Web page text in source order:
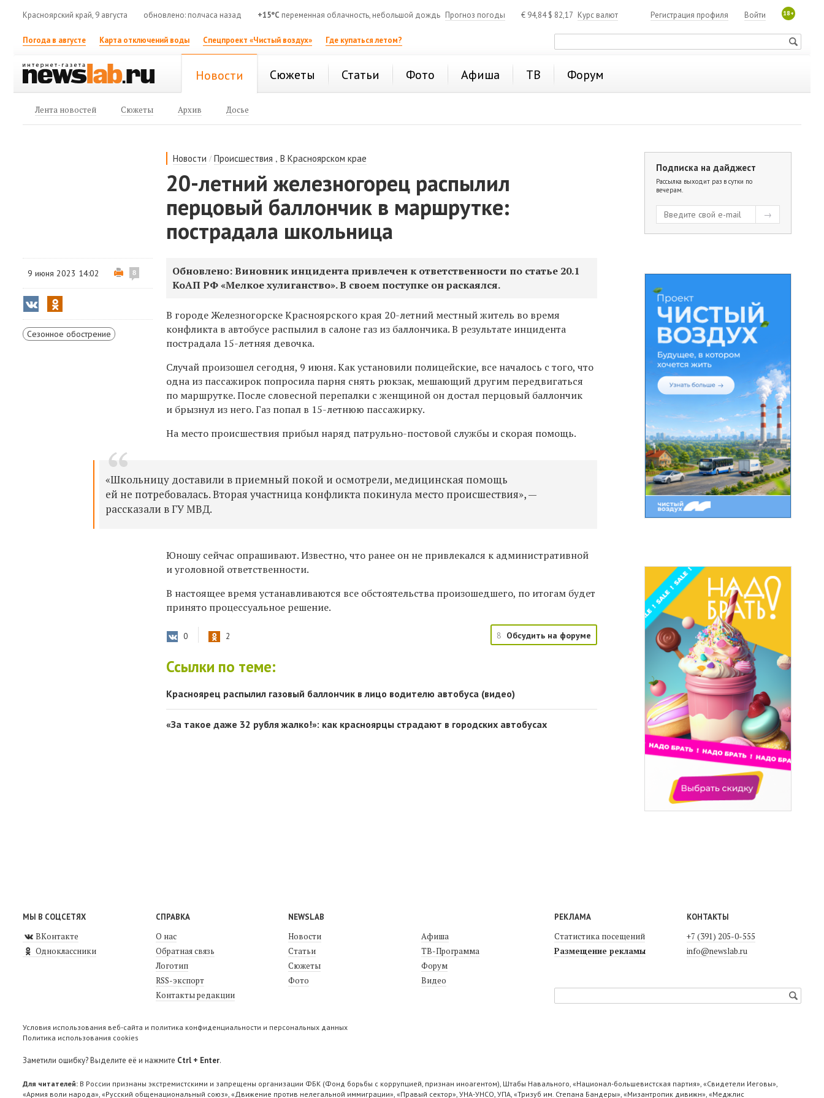
Красноярский край, 9 августа обновлено: полчаса назад +15°C переменная облачность, небольшой дождь Прогноз погоды € 94,84$ 82,17 Курс валют 18+
Войти
Регистрация профиля
Погода в августе Карта отключений воды Спецпроект «Чистый воздух» Где купаться летом?
Новости Сюжеты Статьи Фото Афиша ТВ Форум
Лента новостей Сюжеты Архив Досье
Новости /Происшествия ,В Красноярском крае
20-летний железногорец распылил
перцовый баллончик в маршрутке:
пострадала школьница
9 июня 2023 14:02 8
Сезонное обострение
Обновлено: Виновник инцидента привлечен к ответственности по статье 20.1
КоАП РФ «Мелкое хулиганство». В своем поступке он раскаялся.
В городе Железногорске Красноярского края 20-летний местный житель во время
конфликта в автобусе распылил в салоне газ из баллончика. В результате инцидента
пострадала 15-летняя девочка.
Случай произошел сегодня, 9 июня. Как установили полицейские, все началось с того, что
одна из пассажирок попросила парня снять рюкзак, мешающий другим передвигаться
по маршрутке.После словесной перепалки с женщиной он достал перцовый баллончик
и брызнул из него. Газ попал в 15-летнюю пассажирку.
На место происшествия прибыл наряд патрульно-постовой службы и скорая помощь.
«Школьницу доставили в приемный покой и осмотрели, медицинская помощь
ей не потребовалась. Вторая участница конфликта покинула место происшествия», —
рассказали в ГУ МВД.
Юношу сейчас опрашивают. Известно, что ранее он не привлекался к административной
и уголовной ответственности.
В настоящее время устанавливаются все обстоятельства произошедшего, по итогам будет
принято процессуальное решение.
0 2 8 Обсудить на форуме
Ссылки по теме:
Красноярец распылил газовый баллончик в лицо водителю автобуса (видео)
«За такое даже 32 рубля жалко!»: как красноярцы страдают в городских автобусах
Подписка на дайджест
Рассылка выходит раз в сутки по
вечерам.
МЫ В СОЦСЕТЯХ
ВКонтакте
Одноклассники
СПРАВКА
О нас
Обратная связь
Логотип
RSS-экспорт
Контакты редакции
NEWSLAB
Новости
Статьи
Сюжеты
Фото
Афиша
ТВ-Программа
Форум
Видео
РЕКЛАМА
Статистика посещений
Размещение рекламы
КОНТАКТЫ
+7 (391) 205-0-555
info@newslab.ru
Условия использования веб-сайта и политика конфиденциальности и персональных данных
Политика использования cookies
Заметили ошибку? Выделите её и нажмите Ctrl + Enter.
Для читателей: В России признаны экстремистскими и запрещены организации ФБК (Фонд борьбы с коррупцией, признан иноагентом), Штабы Навального, «Национал-большевистская партия», «Свидетели Иеговы»,
«Армия воли народа», «Русский общенациональный союз», «Движение против нелегальной иммиграции», «Правый сектор», УНА-УНСО, УПА, «Тризуб им. Степана Бандеры», «Мизантропик дивижн», «Меджлис